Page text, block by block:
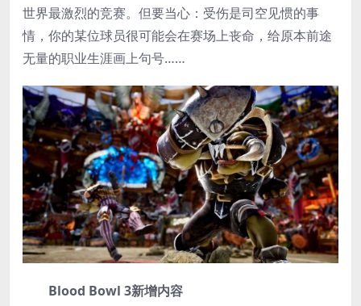
世界最激烈的竞赛。但要当心：受伤是司空见惯的事
情，你的某位球员很可能会在赛场上丧命，给原本前途
无量的职业生涯画上句号……
Blood Bowl 3新增内容